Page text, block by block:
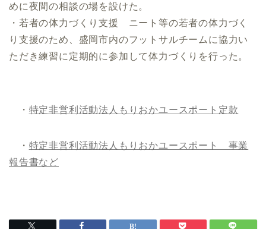
めに夜間の相談の場を設けた。
・若者の体力づくり支援 ニート等の若者の体力づく
り支援のため、盛岡市内のフットサルチームに協力い
ただき練習に定期的に参加して体力づくりを行った。
・ 特定非営利活動法人もりおかユースポート定款
・ 特定非営利活動法人もりおかユースポート 事業
報告書など